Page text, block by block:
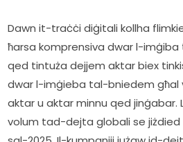
Dawn it-traċċi diġitali kollha
ħarsa komprensiva dwar l-
qed tintuża dejjem aktar biex
dwar l-imġieba tal-bniedem għal
aktar u aktar minnu qed jinġabar.
volum tad-dejta globali se jiżdied